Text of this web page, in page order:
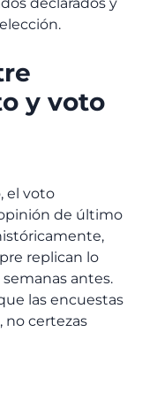
y voto
el voto
de último
replican lo
antes.
las encuestas
no certezas